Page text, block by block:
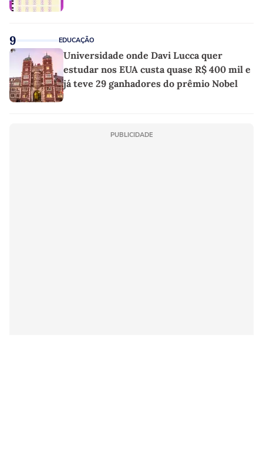
9 EDUCAÇÃO
Universidade onde Davi Lucca quer
estudar nos EUA custa quase R$ 400 mil e
já teve 29 ganhadores do prêmio Nobel
PUBLICIDADE